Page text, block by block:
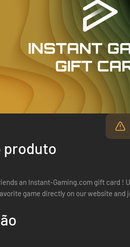
produto
an Instant-Gaming.com gift card !
game directly on our website and